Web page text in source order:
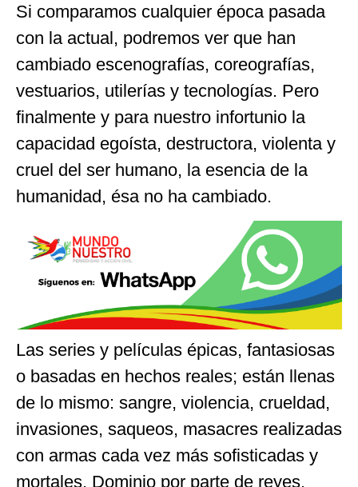
Si comparamos cualquier época pasada
con la actual, podremos ver que han
cambiado escenografías, coreografías,
vestuarios, utilerías y tecnologías. Pero
finalmente y para nuestro infortunio la
capacidad egoísta, destructora, violenta y
cruel del ser humano, la esencia de la
humanidad, ésa no ha cambiado.
Las series y películas épicas, fantasiosas
o basadas en hechos reales; están llenas
de lo mismo: sangre, violencia, crueldad,
invasiones, saqueos, masacres realizadas
con armas cada vez más sofisticadas y
mortales. Dominio por parte de reyes,